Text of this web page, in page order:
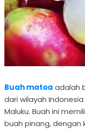
Buah matoa adalah
dari wilayah
Maluku. Buah ini
buah pinang, dengan